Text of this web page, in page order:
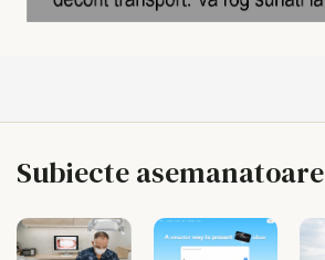
Subiecte asemanatoare